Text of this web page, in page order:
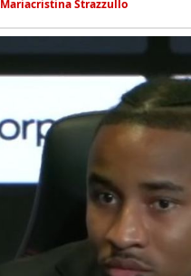
Mariacristina Strazzullo